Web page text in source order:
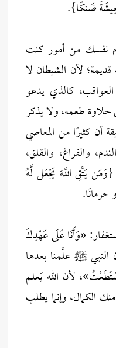
ضَنكًا}.
نفسك من أمور كنت
لأن الشيطان لا
كالذي يدعو
حلاوة طعمه، ولا يذكر
أن كثيرًا من المعاصي
والفراغ، والقلق،
يَتَّقِ اللَّهَ يَجْعَل لَّهُ
«وَأَنَا عَلَى عَهْدِكَ
ﷺ علَّمنا بعدها
لأن الله يَعلم
الكمال، وإنما يطلب